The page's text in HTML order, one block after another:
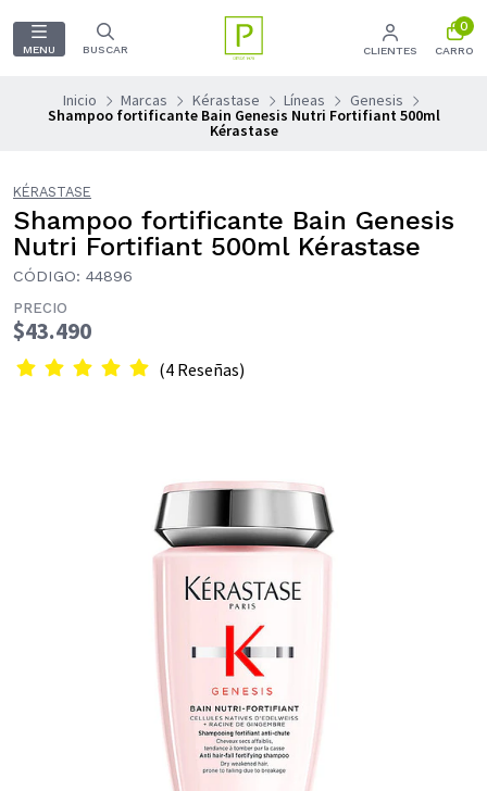
MENU BUSCAR CLIENTES
0
CARRO
Inicio Marcas Kérastase Líneas Genesis
Shampoo fortificante Bain Genesis Nutri Fortifiant 500ml
Kérastase
KÉRASTASE
Shampoo fortificante Bain Genesis
Nutri Fortifiant 500ml Kérastase
CÓDIGO: 44896
PRECIO
$43.490
(4 Reseñas)